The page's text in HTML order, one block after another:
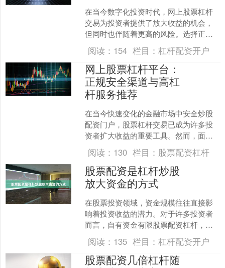
在当今数字化投资时代，网上股票杠杆
交易为投资者提供了放大收益的机会，
但同时也伴随着更高的风险。选择正规
安全的杠杆炒股平台，是保障资金安全
和交易顺畅的首要步骤。本....
阅读： 154 栏目： 杠杆配资开户
网上股票杠杆平台：
正规安全渠道与高杠
杆服务推荐
在当今快速变化的金融市场中安全炒股
配资门户，股票杠杆交易已成为许多投
资者扩大收益的重要工具。然而，面对
众多网上股票杠杆平台，如何选择正规
安全的渠道并获取可靠的高....
阅读： 130 栏目： 股票配资杠杆
股票配资是杠杆炒股
放大资金的方式
在股票投资领域，资金规模往往直接影
响着投资收益的潜力。对于许多投资者
而言，自有资金有限股票配资杠杆，却
希望抓住市场机会获得更高回报，这时**
股票配资**便成为一....
阅读： 135 栏目： 杠杆配资开户
股票配资几倍杠杆随